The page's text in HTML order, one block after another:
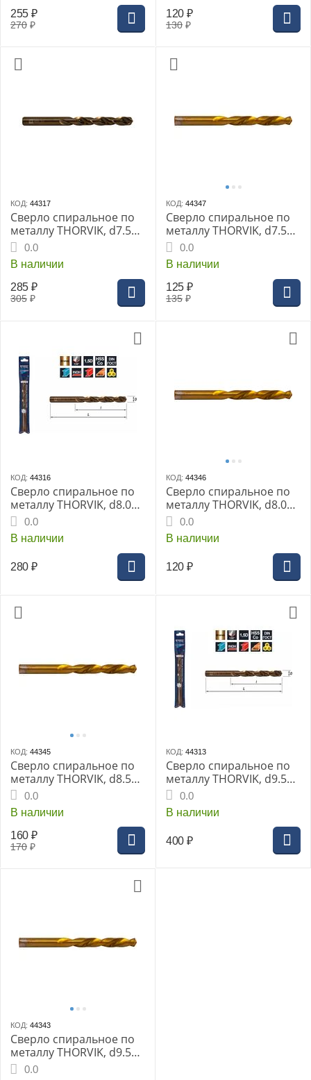
270 ₽
255 ₽
130 ₽
120 ₽
КОД: 44317
Сверло спиральное по
металлу THORVIK, d7.5
мм HSS Co в ПВХ упак.,
TDB075K5
0.0
В наличии
305 ₽
285 ₽
КОД: 44347
Сверло спиральное по
металлу THORVIK, d7.5
мм, HSS TiN в блистере,
TDB075NTB
0.0
В наличии
135 ₽
125 ₽
КОД: 44316
Сверло спиральное по
металлу THORVIK, d8.0
мм HSS Co в ПВХ упак.,
TDB080K5
0.0
В наличии
280 ₽
КОД: 44346
Сверло спиральное по
металлу THORVIK, d8.0
мм, HSS TiN в блистере,
TDB080NTB
0.0
В наличии
120 ₽
КОД: 44345
Сверло спиральное по
металлу THORVIK, d8.5
мм, HSS TiN в блистере,
TDB085NTB
0.0
В наличии
170 ₽
160 ₽
КОД: 44313
Сверло спиральное по
металлу THORVIK, d9.5
мм HSS Co в ПВХ упак.,
TDB095K5
0.0
В наличии
400 ₽
КОД: 44343
Сверло спиральное по
металлу THORVIK, d9.5
мм, HSS TiN в блистере,
0.0